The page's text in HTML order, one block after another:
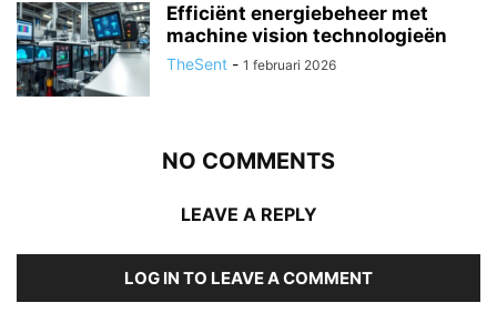
Efficiënt energiebeheer met
machine vision technologieën
TheSent - 1 februari 2026
NO COMMENTS
LEAVE A REPLY
LOG IN TO LEAVE A COMMENT